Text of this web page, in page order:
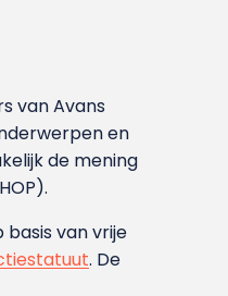
van Avans
en
de mening
van vrije
. De